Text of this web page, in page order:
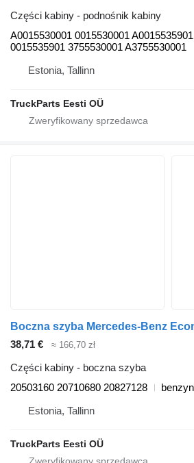
Części kabiny - podnośnik kabiny
A0015530001 0015530001 A0015535901
0015535901 3755530001 A3755530001
Estonia, Tallinn
TruckParts Eesti OÜ
38,71 € ≈ 166,70 zł
Części kabiny - boczna szyba
20503160 20710680 20827128
Estonia, Tallinn
TruckParts Eesti OÜ